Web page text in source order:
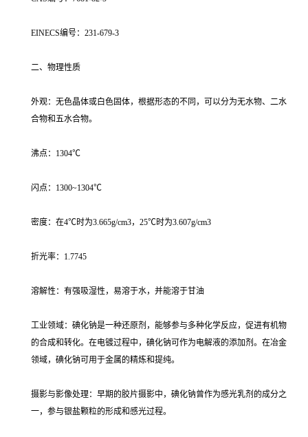
EINECS编号：231-679-3
二、物理性质
外观：无色晶体或白色固体，根据形态的不同，可以分为无水物、二水
合物和五水合物。
沸点：1304℃
闪点：1300~1304℃
密度：在4℃时为3.665g/cm3，25℃时为3.607g/cm3
折光率：1.7745
溶解性：有强吸湿性，易溶于水，并能溶于甘油
工业领域：碘化钠是一种还原剂，能够参与多种化学反应，促进有机物
的合成和转化。在电镀过程中，碘化钠可作为电解液的添加剂。在冶金
领域，碘化钠可用于金属的精炼和提纯。
摄影与影像处理：早期的胶片摄影中，碘化钠曾作为感光乳剂的成分之
一，参与银盐颗粒的形成和感光过程。